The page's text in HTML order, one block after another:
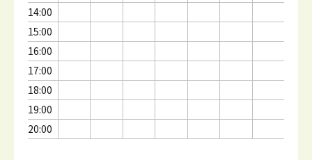
14:00
15:00
16:00
17:00
18:00
19:00
20:00